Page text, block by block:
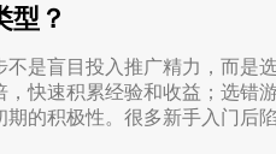
型？
是盲目投入推广精力，而是
快速积累经验和收益；选错
的积极性。很多新手入门后陷